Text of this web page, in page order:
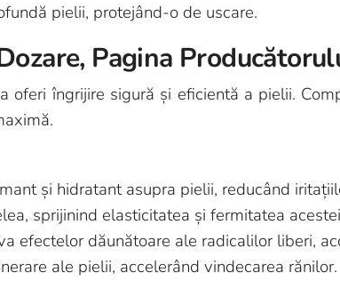
pielii, protejând-o de uscare.
Pagina
îngrijire sigură și eficientă a pielii.
și hidratant asupra pielii, reducând
sprijinind elasticitatea și fermitatea
efectelor dăunătoare ale radicalilor liberi,
ale pielii, accelerând vindecarea rănilor.